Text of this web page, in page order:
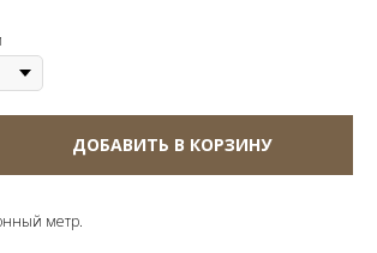
ДОБАВИТЬ В КОРЗИНУ
метр.